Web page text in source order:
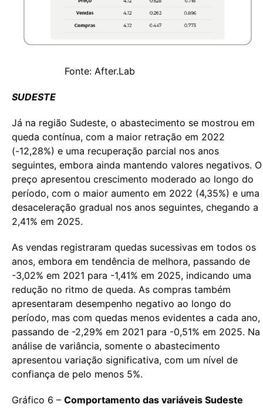
Fonte: After.Lab
SUDESTE
Já na região Sudeste, o abastecimento se mostrou em
queda contínua, com a maior retração em 2022
(-12,28%) e uma recuperação parcial nos anos
seguintes, embora ainda mantendo valores negativos. O
preço apresentou crescimento moderado ao longo do
período, com o maior aumento em 2022 (4,35%) e uma
desaceleração gradual nos anos seguintes, chegando a
2,41% em 2025.
As vendas registraram quedas sucessivas em todos os
anos, embora em tendência de melhora, passando de
-3,02% em 2021 para -1,41% em 2025, indicando uma
redução no ritmo de queda. As compras também
apresentaram desempenho negativo ao longo do
período, mas com quedas menos evidentes a cada ano,
passando de -2,29% em 2021 para -0,51% em 2025. Na
análise de variância, somente o abastecimento
apresentou variação significativa, com um nível de
confiança de pelo menos 5%.
Gráfico 6 – Comportamento das variáveis Sudeste